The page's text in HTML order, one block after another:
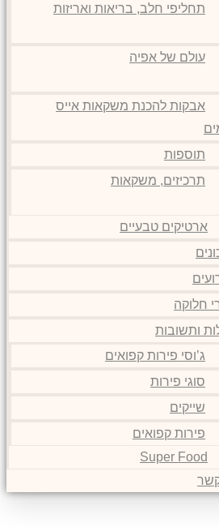
תחליפי חלב, בריאות ואריזות
עולם של אפיה
אבקות להכנת משקאות אייס
תוספות
תרכיזים, משקאות
ארטיקים טבעיים
חלוקה
ותשובות
ג’וסי פירות קפואים
סוגי פירות
שייקים
פירות קפואים
Super Food